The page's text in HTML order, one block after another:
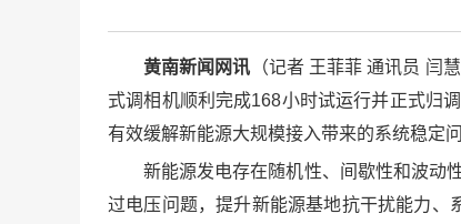
黄南新闻网讯 （记者 王菲菲 通讯员 闫
式调相机顺利完成168小时试运行并正式归
有效缓解新能源大规模接入带来的系统稳定
新能源发电存在随机性、间歇性和波动
过电压问题，提升新能源基地抗干扰能力、